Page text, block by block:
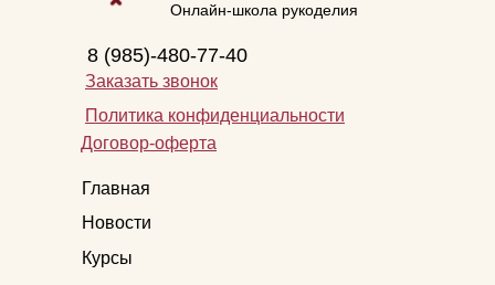
Онлайн-школа рукоделия
8 (985)-480-77-40
Заказать звонок
Главная
Новости
Курсы
Политика конфиденциальности
Договор-оферта